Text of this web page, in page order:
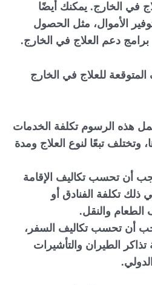
في الخارج. يمكنك أيضًا
الأموال، مثل الحصول
دعم العلاج في الخارج.
للعلاج في الخارج
هذه الرسوم تكلفة الخدمات
وتختلف تبعًا لنوع العلاج ومدة
أن تحسب تكاليف الإقامة
تكلفة الفنادق أو
الطعام والنقل.
أن تحسب تكاليف السفر،
الطيران والتأشيرات